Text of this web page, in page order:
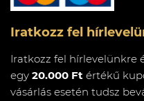
Iratkozz fel
Iratkozz fel hírlevelünkre
egy 20.000 Ft értékű
vásárlás esetén tudsz